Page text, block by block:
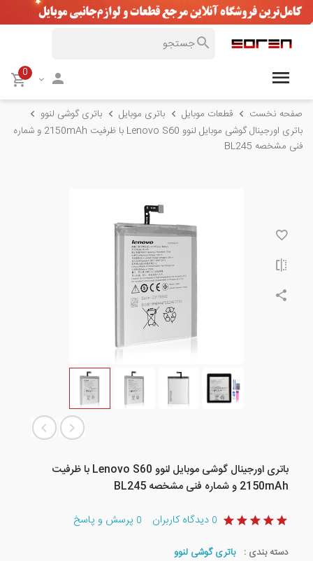
0
صفحه نخست قطعات موبایل باتری موبایل
باتری گوشی لنوو
باتری اورجینال گوشی موبایل لنوو Lenovo S60 با ظرفیت 2150mAh و شماره
فنی مشخصه BL245
باتری اورجینال گوشی موبایل لنوو Lenovo S60 با ظرفیت
2150mAh و شماره فنی مشخصه BL245
0 دیدگاه کاربران 0 پرسش و پاسخ
دسته بندی : باتری گوشی لنوو